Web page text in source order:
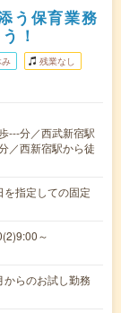
う保育業務
！
み 残業なし
---分／西武新宿駅
／西新宿駅から徒
指定しての固定
～
からのお試し勤務